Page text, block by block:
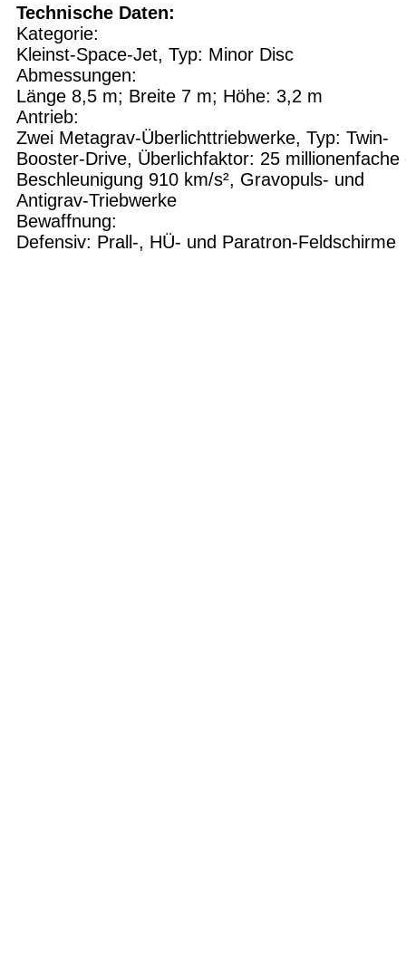
Technische Daten:
Kategorie:
Kleinst-Space-Jet, Typ: Minor Disc
Abmessungen:
Länge 8,5 m; Breite 7 m; Höhe: 3,2 m
Antrieb:
Zwei Metagrav-Überlichttriebwerke, Typ: Twin-
Booster-Drive, Überlichfaktor: 25 millionenfache
Beschleunigung 910 km/s², Gravopuls- und
Antigrav-Triebwerke
Bewaffnung:
Defensiv: Prall-, HÜ- und Paratron-Feldschirme